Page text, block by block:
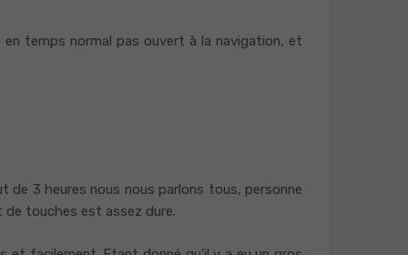
temps normal pas ouvert à la navigation, et
de 3 heures nous nous parlons tous, personne
de touches est assez dure.